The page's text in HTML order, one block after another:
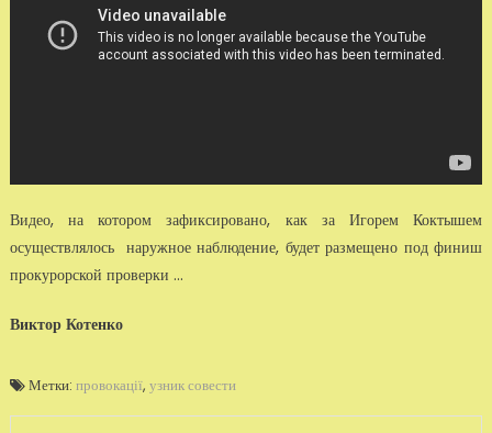
Видео, на котором зафиксировано, как за Игорем Коктышем
осуществлялось наружное наблюдение, будет размещено под финиш
прокурорской проверки ...
Виктор Котенко
Метки: провокації, узник совести